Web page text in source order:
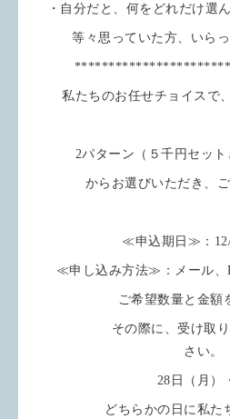
・自分だと、何をどれだけ選
等々思っていた方、いら
私たちのお任せチョイスで
2パターン（５千円セット
からお選びいただき、
≪申込期日≫：12/
≪申し込み方法≫：メール、
ご希望数量と金額をお
その際に、受け取り方
さい。
28日（月）・
どちらかの日に私た